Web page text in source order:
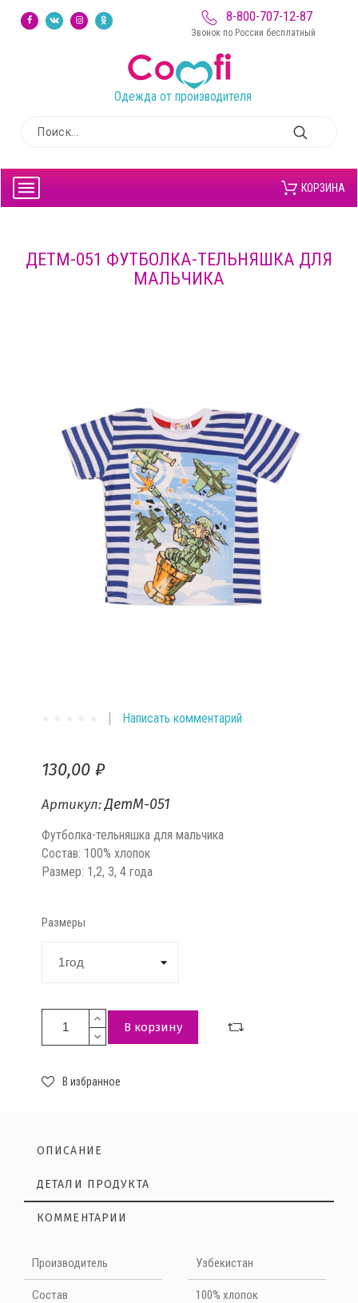
8-800-707-12-87
Звонок по России бесплатный
Одежда от производителя
КОРЗИНА
ДЕТМ-051 ФУТБОЛКА-ТЕЛЬНЯШКА ДЛЯ
МАЛЬЧИКА
Написать комментарий
130,00 ₽
Артикул:ДетМ-051
Футболка-тельняшка для мальчика
Состав: 100% хлопок
Размер: 1,2, 3, 4 года
Размеры
В корзину
В избранное
ОПИСАНИЕ
ДЕТАЛИ ПРОДУКТА
КОММЕНТАРИИ
Лонгслив---это та же футболка только с длинным
рукавом. Сочетается с любым стилем. Ткань очень мягкая и
приятная к телу, не теряет вида при носке и стирке.
Производитель Узбекистан
Cостав 100% хлопок
Нет отзывов на данный момент
НАПИШИТЕ ОТЗЫВ